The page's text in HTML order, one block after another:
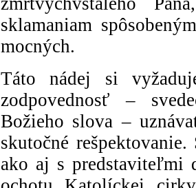
sklamaniam
mocných.
Táto nádej si
zodpovednosť –
Božieho slova –
skutočné
ako aj s predstaviteľmi